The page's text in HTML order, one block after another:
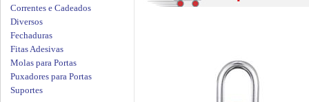
Correntes e Cadeados
Diversos
Fechaduras
Fitas Adesivas
Molas para Portas
Puxadores para Portas
Suportes